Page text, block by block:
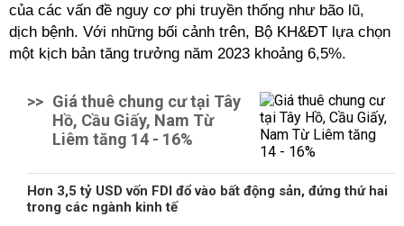
của các vấn đề nguy cơ phi truyền thống như bão lũ,
dịch bệnh. Với những bối cảnh trên, Bộ KH&ĐT lựa chọn
một kịch bản tăng trưởng năm 2023 khoảng 6,5%.
>> Giá thuê chung cư tại Tây
Hồ, Cầu Giấy, Nam Từ
Liêm tăng 14 - 16%
Hơn 3,5 tỷ USD vốn FDI đổ vào bất động sản, đứng thứ hai
trong các ngành kinh tế